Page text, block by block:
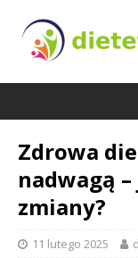
Zdrowa
nadwagą
zmiany?
11 lutego 2025